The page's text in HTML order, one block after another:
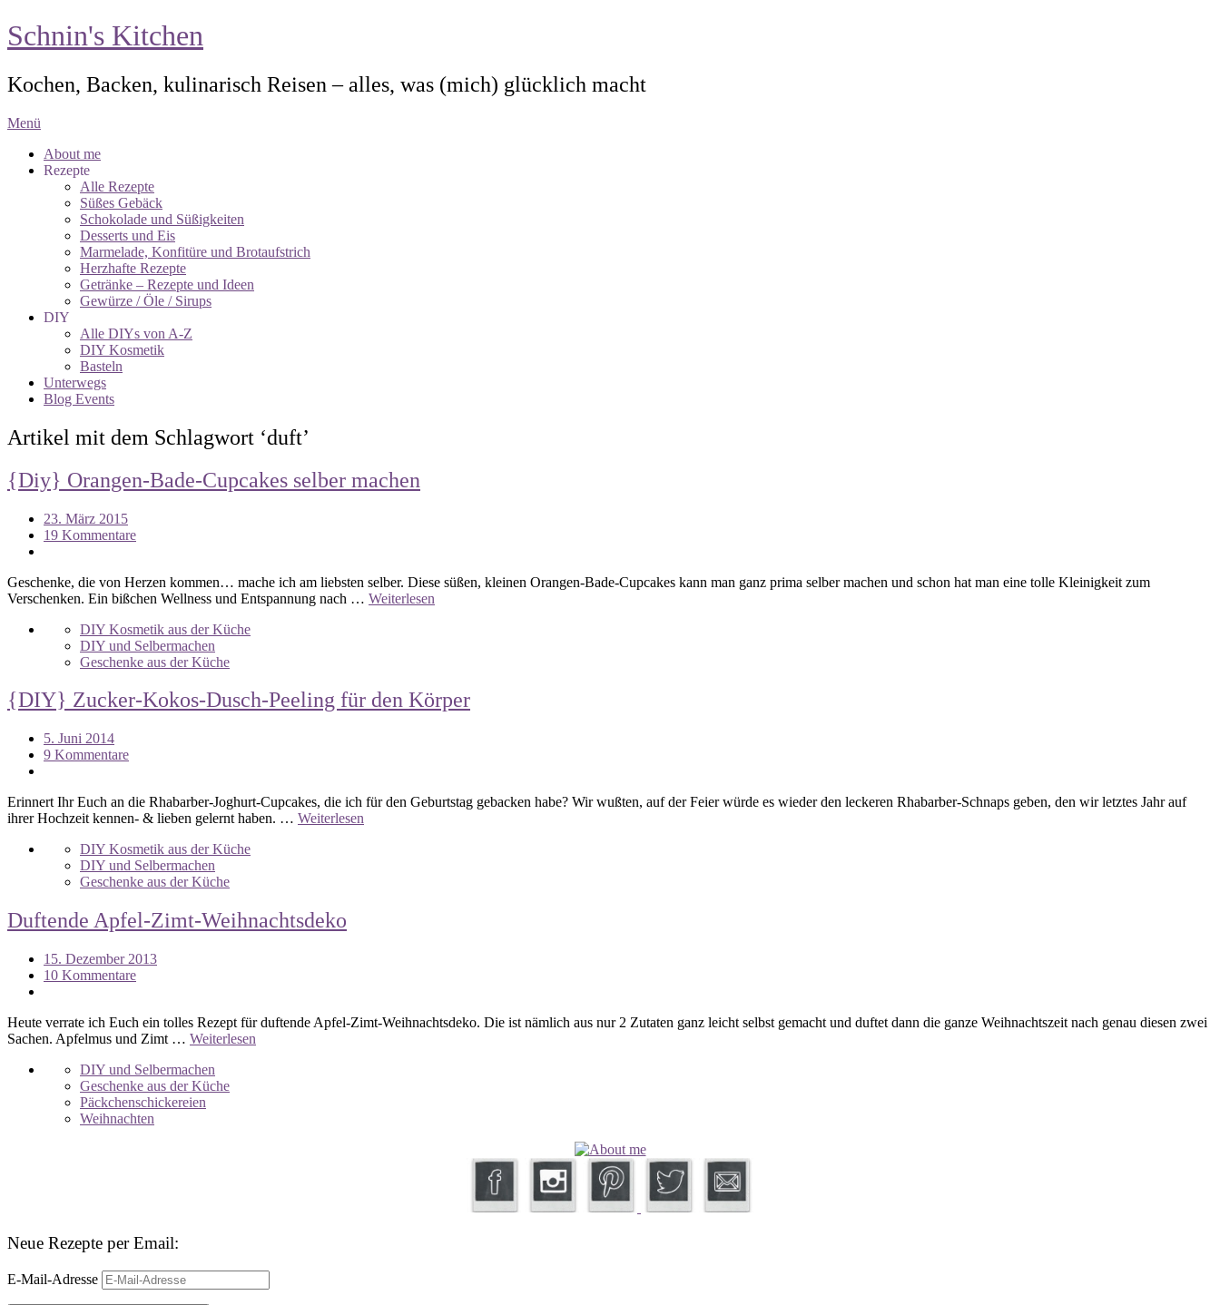
Schnin's Kitchen
Kochen, Backen, kulinarisch Reisen – alles, was (mich) glücklich macht
Menü
About me
Rezepte
Alle Rezepte
Süßes Gebäck
Schokolade und Süßigkeiten
Desserts und Eis
Marmelade, Konfitüre und Brotaufstrich
Herzhafte Rezepte
Getränke – Rezepte und Ideen
Gewürze / Öle / Sirups
DIY
Alle DIYs von A-Z
DIY Kosmetik
Basteln
Unterwegs
Blog Events
Artikel mit dem Schlagwort ‘duft’
{Diy} Orangen-Bade-Cupcakes selber machen
23. März 2015
19 Kommentare
Geschenke, die von Herzen kommen… mache ich am liebsten selber. Diese süßen, kleinen Orangen-Bade-Cupcakes kann man ganz prima selber machen und schon hat man eine tolle Kleinigkeit zum
Verschenken. Ein bißchen Wellness und Entspannung nach … Weiterlesen
DIY Kosmetik aus der Küche
DIY und Selbermachen
Geschenke aus der Küche
{DIY} Zucker-Kokos-Dusch-Peeling für den Körper
5. Juni 2014
9 Kommentare
Erinnert Ihr Euch an die Rhabarber-Joghurt-Cupcakes, die ich für den Geburtstag gebacken habe? Wir wußten, auf der Feier würde es wieder den leckeren Rhabarber-Schnaps geben, den wir letztes Jahr auf
ihrer Hochzeit kennen- & lieben gelernt haben. … Weiterlesen
DIY Kosmetik aus der Küche
DIY und Selbermachen
Geschenke aus der Küche
Duftende Apfel-Zimt-Weihnachtsdeko
15. Dezember 2013
10 Kommentare
Heute verrate ich Euch ein tolles Rezept für duftende Apfel-Zimt-Weihnachtsdeko. Die ist nämlich aus nur 2 Zutaten ganz leicht selbst gemacht und duftet dann die ganze Weihnachtszeit nach genau diesen zwei
Sachen. Apfelmus und Zimt … Weiterlesen
DIY und Selbermachen
Geschenke aus der Küche
Päckchenschickereien
Weihnachten
Neue Rezepte per Email:
E-Mail-Adresse